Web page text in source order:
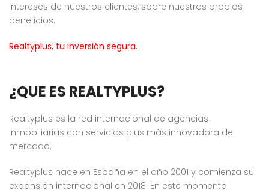
intereses de nuestros clientes, sobre nuestros propios
beneficios.
Realtyplus, tu inversión segura.
¿QUE ES REALTYPLUS?
Realtyplus es la red internacional de agencias
inmobiliarias con servicios plus más innovadora del
mercado.
Realtyplus nace en España en el año 2001 y comienza su
expansión internacional en 2018. En este momento